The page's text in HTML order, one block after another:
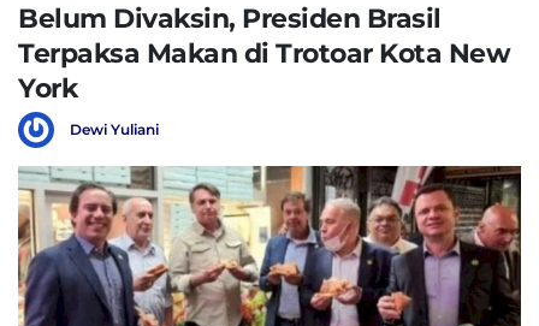
Belum Divaksin, Presiden Brasil
Terpaksa Makan di Trotoar Kota New
York
Dewi Yuliani